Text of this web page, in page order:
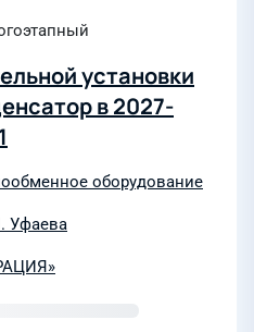
установки
в 2027-
оборудование
Уфаева